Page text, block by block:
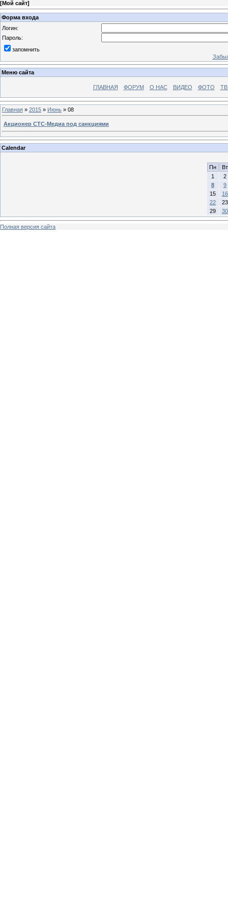
[Мой сайт]
Форма входа
Логин:
Пароль:
запомнить
Меню сайта
ГЛАВНАЯ ФОРУМ О НАС ВИДЕО ФОТО ТВ
Главная » 2015 » Июнь » 08
Акционер СТС-Медиа под санкциями
Calendar
Пн
Вт
1
2
8
9
15
16
22
23
29
30
Полная версия сайта